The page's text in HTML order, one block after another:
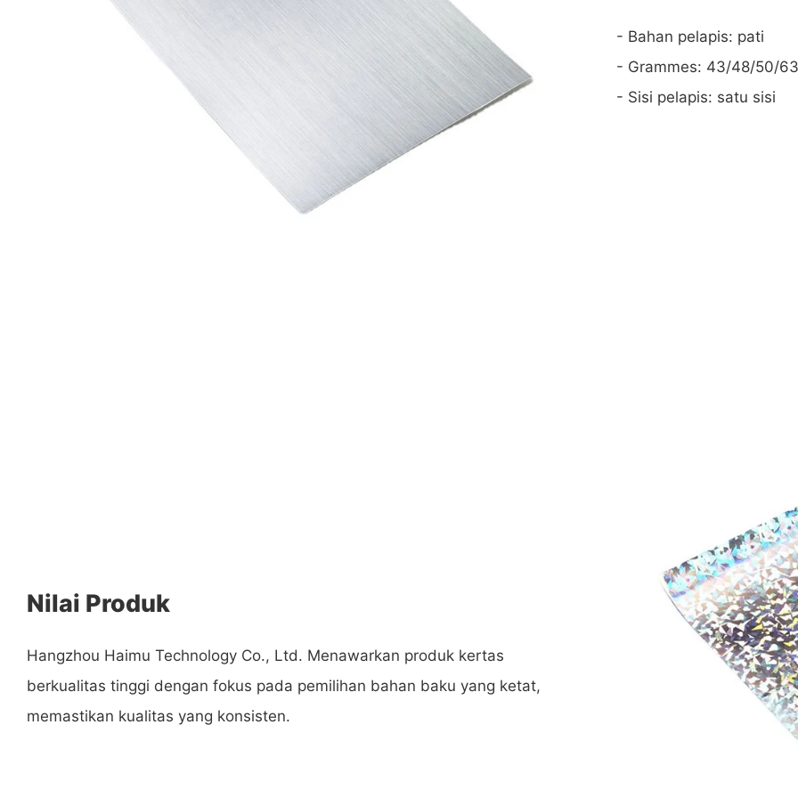
- Bahan pelapis: pati
- Grammes: 43/48/50/
- Sisi pelapis: satu sisi
Nilai Produk
Hangzhou Haimu Technology Co., Ltd. Menawarkan produk kertas
berkualitas tinggi dengan fokus pada pemilihan bahan baku yang ketat,
memastikan kualitas yang konsisten.